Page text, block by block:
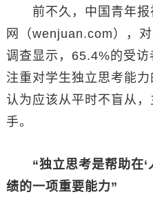
前不久，中国青年报
网（wenjuan.com），
调查显示，65.4%的受
注重对学生独立思考能
认为应该从平时不盲从
手。
“独立思考是帮助在
绩的一项重要能力”